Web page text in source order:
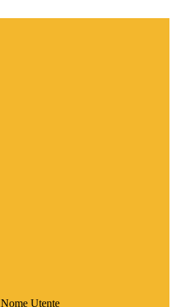
Nome Utente